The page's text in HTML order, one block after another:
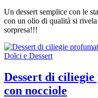
Un dessert semplice con le
con un olio di qualità si
sorpresa!!!
Dolci e Dessert
Dessert di
con nocciole